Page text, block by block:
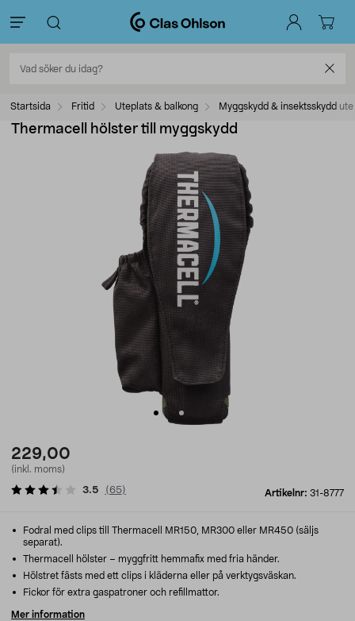
Startsida Fritid Uteplats & balkong Myggskydd & insektsskydd ute
Thermacell hölster till myggskydd
229,00
(inkl. moms)
Artikelnr: 31-8777
3.5 (65)
Fodral med clips till Thermacell MR150, MR300 eller MR450 (säljs
separat).
Thermacell hölster – myggfritt hemmafix med fria händer.
Hölstret fästs med ett clips i kläderna eller på verktygsväskan.
Fickor för extra gaspatroner och refillmattor.
Mer information